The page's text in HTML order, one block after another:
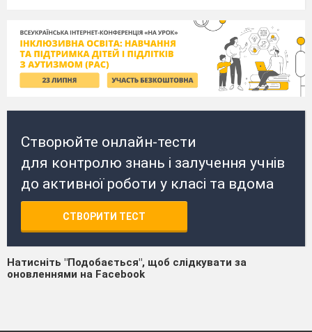
Створюйте онлайн-тести
для контролю знань і залучення учнів
до активної роботи у класі та вдома
СТВОРИТИ ТЕСТ
Натисніть "Подобається", щоб слідкувати за
оновленнями на Facebook